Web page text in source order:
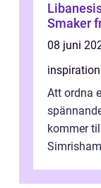
Smaker
08 juni
inspiration
Att ordna
kommer